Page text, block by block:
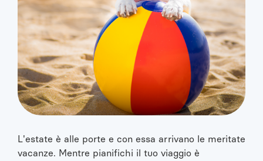
L'estate è alle porte e con essa arrivano le meritate
vacanze. Mentre pianifichi il tuo viaggio è